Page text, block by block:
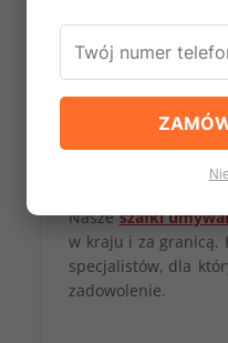
Zaufanie
Naszeszafki
w kraju i za granicą.
specjalistów, dla
zadowolenie.